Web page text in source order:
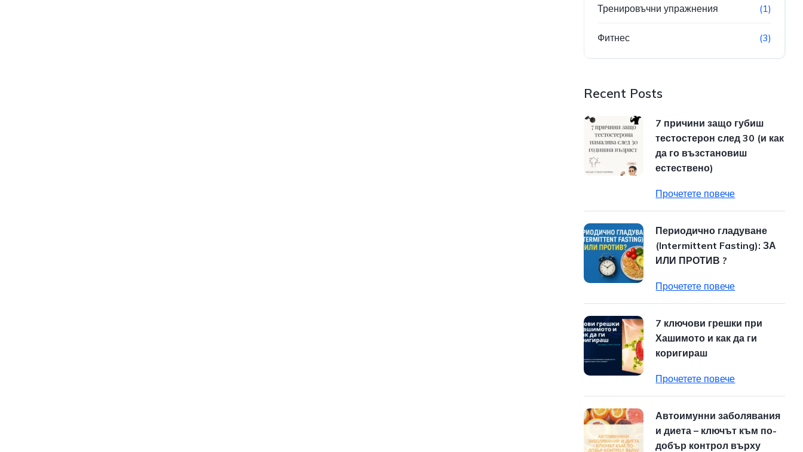
Тренировъчни упражнения (1)
Фитнес (3)
Recent Posts
7 причини защо губиш
тестостерон след 30 (и как
да го възстановиш
естествено)
Прочетете повече
Периодично гладуване
(Intermittent Fasting): ЗА
ИЛИ ПРОТИВ ?
Прочетете повече
7 ключови грешки при
Хашимото и как да ги
коригираш
Прочетете повече
Автоимунни заболявания
и диета – ключът към по-
добър контрол върху